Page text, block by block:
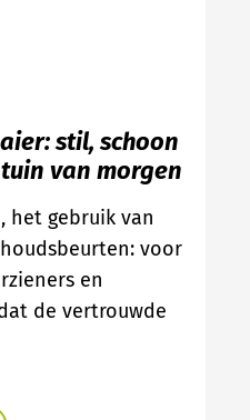
stil, schoon
van morgen
het gebruik van
voor
en
de vertrouwde